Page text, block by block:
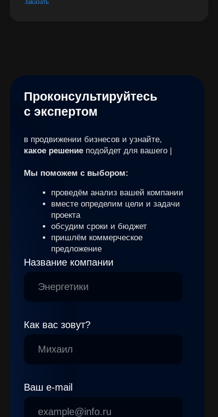
Заказать
г.Иркутск, ул. Грязнова, 5, 4 этаж
+7 (3952) 621-777
mail@qwer.agency
«Не бойтесь тратить деньги
на развитие — бойтесь тратить
Скачать прайс лист